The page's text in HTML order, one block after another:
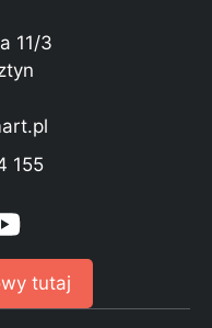
11/3
155
tutaj